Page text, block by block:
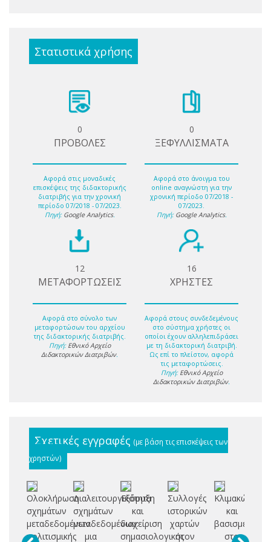
Στατιστικά χρήσης
0
ΠΡΟΒΟΛΕΣ
Αφορά στις μοναδικές
επισκέψεις της διδακτορικής
διατριβής για την χρονική
περίοδο 07/2018 - 07/2023.
Πηγή: Google Analytics.
0
ΞΕΦΥΛΛΙΣΜΑΤΑ
Αφορά στο άνοιγμα του
online αναγνώστη για την
χρονική περίοδο 07/2018 -
07/2023.
Πηγή: Google Analytics.
12
ΜΕΤΑΦΟΡΤΩΣΕΙΣ
Αφορά στο σύνολο των
μεταφορτώσων του αρχείου
της διδακτορικής διατριβής.
Πηγή: Εθνικό Αρχείο
Διδακτορικών Διατριβών.
16
ΧΡΗΣΤΕΣ
Αφορά στους συνδεδεμένους
στο σύστημα χρήστες οι
οποίοι έχουν αλληλεπιδράσει
με τη διδακτορική διατριβή.
Ως επί το πλείστον, αφορά
τις μεταφορτώσεις.
Πηγή: Εθνικό Αρχείο
Διδακτορικών Διατριβών.
Σχετικές εγγραφές (με βάση τις επισκέψεις των
χρηστών)
Ολοκλήρωση
σχημάτων
μεταδεδομένων
πολιτισμικής
Διαλειτουργικότητα
σχημάτων
μεταδεδομένων:
μια
Εξόρυξη
και
διαχείριση
σημασιολογικής
Συλλογές
ιστορικών
χαρτών
στον
Κλιμακώσιμοι
και
βασισμένοι
στο